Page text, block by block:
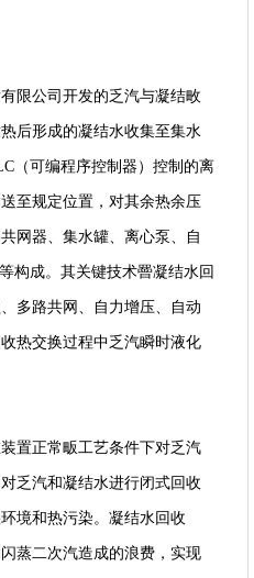
公司开发的乏汽与凝结畋
后形成的凝结水收集至集水
（可编程序控制器）控制的离
至规定位置，对其余热余压
网器、集水罐、离心泵、自
构成。其关键技术罾凝结水回
多路共网、自力增压、自动
热交换过程中乏汽瞬时液化
正常畈工艺条件下对乏汽
乏汽和凝结水进行闭式回收
境和热污染。凝结水回收
蒸二次汽造成的浪费，实现